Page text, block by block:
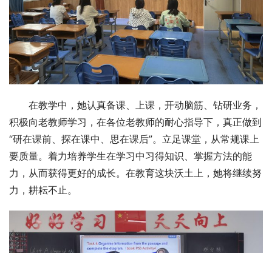
在教学中，她认真备课、上课，开动脑筋、钻研业务，
积极向老教师学习，在各位老教师的耐心指导下，真正做到
“研在课前、探在课中、思在课后”。立足课堂，从常规课上
要质量。着力培养学生在学习中习得知识、掌握方法的能
力，从而获得更好的成长。在教育这块沃土上，她将继续努
力，耕耘不止。